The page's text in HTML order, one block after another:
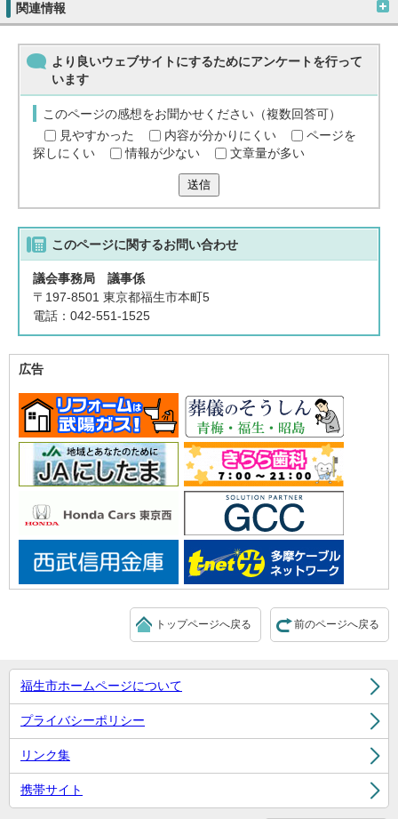
関連情報
より良いウェブサイトにするためにアンケートを行って
います
このページの感想をお聞かせください（複数回答可）
見やすかった
内容が分かりにくい
ページを
探しにくい
情報が少ない 文章量が多い
送信
このページに関するお問い合わせ
議会事務局 議事係
〒197-8501 東京都福生市本町5
電話：042-551-1525
広告
前のページへ戻る
トップページへ戻る
福生市ホームページについて
プライバシーポリシー
リンク集
携帯サイト